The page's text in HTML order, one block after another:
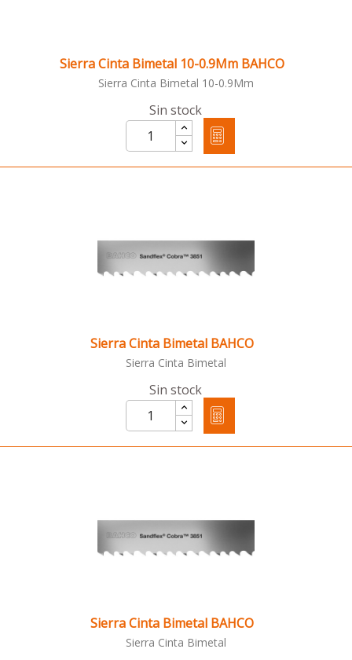
Sierra Cinta Bimetal 10-0.9Mm BAHCO
Sierra Cinta Bimetal 10-0.9Mm
Sin stock
Sierra Cinta Bimetal BAHCO
Sierra Cinta Bimetal
Sin stock
Sierra Cinta Bimetal BAHCO
Sierra Cinta Bimetal